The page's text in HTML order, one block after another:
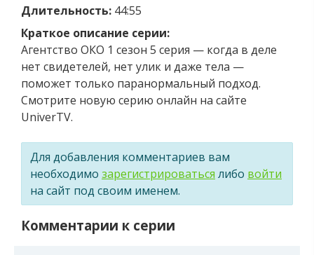
Длительность: 44:55
Краткое описание серии:
Агентство ОКО 1 сезон 5 серия — когда в деле
нет свидетелей, нет улик и даже тела —
поможет только паранормальный подход.
Смотрите новую серию онлайн на сайте
UniverTV.
Для добавления комментариев вам
необходимо зарегистрироваться либо войти
на сайт под своим именем.
Комментарии к серии